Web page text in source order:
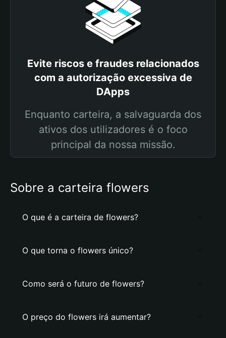
Evite riscos e fraudes relacionados
com a autorização excessiva de
DApps
Enquanto carteira, a salvaguarda dos
ativos dos utilizadores é o foco
principal da nossa missão.
Sobre a carteira flowers
O que é a carteira de flowers?
O que torna o flowers único?
Como será o futuro de flowers?
O preço do flowers irá aumentar?